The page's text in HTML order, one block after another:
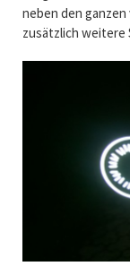
neben den
zusätzlich weitere